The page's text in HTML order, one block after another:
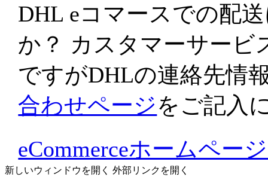
DHL eコマースでの配
か？ カスタマーサービ
ですがDHLの連絡先情
合わせページをご記入
eCommerceホームペー
新しいウィンドウを開く 外部リンクを開く